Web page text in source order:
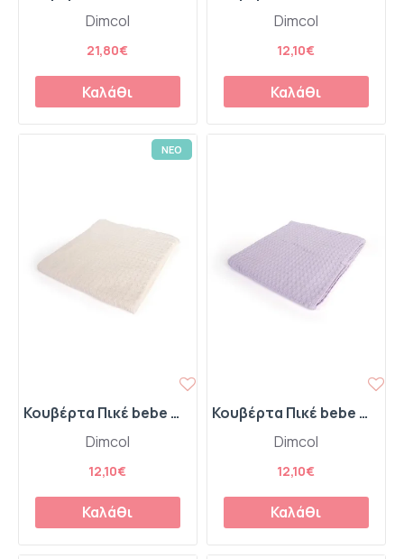
Dimcol
21,80€
Καλάθι
Dimcol
12,10€
Καλάθι
ΝΕΟ
Dimcol
Κουβέρτα Πικέ bebe Μονόχρωμη 325 gr/m² 85x110 Ecru 100% Cotton
12,10€
Καλάθι
Dimcol
Κουβέρτα Πικέ bebe Μονόχρωμη 325 gr/m² 85x110 Pastel Lilac 100% Cotton
12,10€
Καλάθι